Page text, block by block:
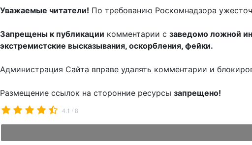
Уважаемые читатели! По требованию Роскомнадзора
Запрещены к публикации комментарии с заведомо ложной
экстремистские высказывания, оскорбления, фейки.
Администрация Сайта вправе удалять комментарии и
Размещение ссылок на сторонние ресурсы запрещено!
4.1 /8